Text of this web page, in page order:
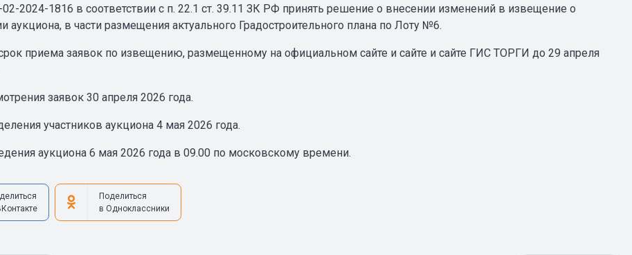
2024-1816 в соответствии с п. 22.1 ст. 39.11 ЗК РФ принять решение о внесении изменений в извещение о
аукциона, в части размещения актуального Градостроительного плана по Лоту №6.
приема заявок по извещению, размещенному на официальном сайте и сайте и сайте ГИС ТОРГИ до 29 апреля
заявок 30 апреля 2026 года.
участников аукциона 4 мая 2026 года.
аукциона 6 мая 2026 года в 09.00 по московскому времени.
Поделиться
в Одноклассники